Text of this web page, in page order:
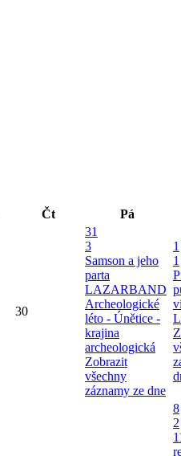
Čt Pá
30
31
3
Samson a jeho
parta
LAZARBAND
Archeologické
léto - Únětice -
krajina
archeologická
Zobrazit
všechny
záznamy ze dne
1
1
8
2